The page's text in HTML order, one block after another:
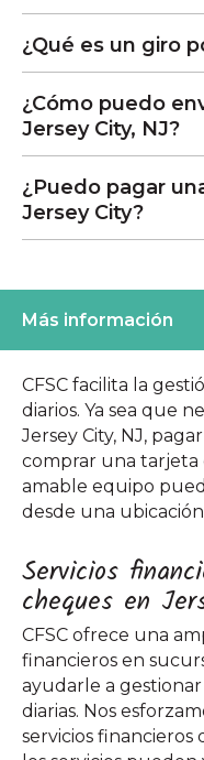
¿Qué es un giro
¿Cómo puedo
Jersey City, NJ?
¿Puedo pagar
Jersey City?
Más información
CFSC facilita la
diarios. Ya sea que
Jersey City, NJ,
comprar una tarjeta
amable equipo
desde una
Servicios
cheques en
CFSC ofrece una
financieros en
ayudarle a
diarias. Nos
servicios financieros